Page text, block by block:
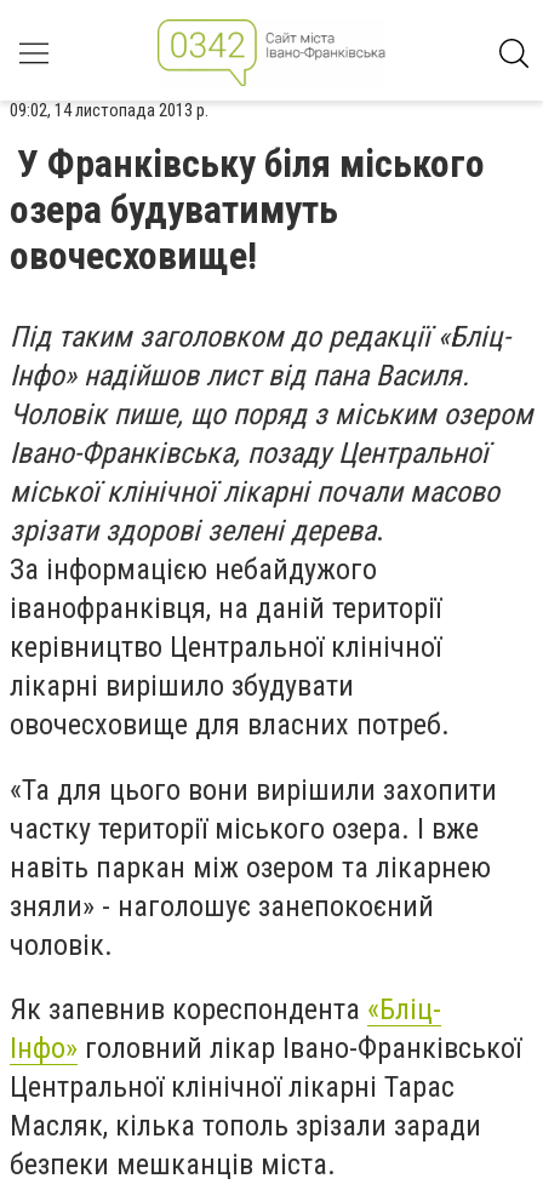
09:02, 14 листопада 2013 р.
У Франківську біля міського
озера будуватимуть
овочесховище!
Під таким заголовком до редакції «Бліц-
Інфо» надійшов лист від пана Василя.
Чоловік пише, що поряд з міським озером
Івано-Франківська, позаду Центральної
міської клінічної лікарні почали масово
зрізати здорові зелені дерева.
За інформацією небайдужого
іванофранківця, на даній території
керівництво Центральної клінічної
лікарні вирішило збудувати
овочесховище для власних потреб.
«Та для цього вони вирішили захопити
частку території міського озера. І вже
навіть паркан між озером та лікарнею
зняли» - наголошує занепокоєний
чоловік.
Як запевнив кореспондента «Бліц-
Інфо» головний лікар Івано-Франківської
Центральної клінічної лікарні Тарас
Масляк, кілька тополь зрізали заради
безпеки мешканців міста.